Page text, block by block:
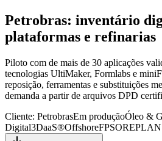
Petrobras: inventário
plataformas e refinarias
Piloto com de mais de 30 aplicações
tecnologias UltiMaker, Formlabs e
reposição, ferramentas e substituições
demanda a partir de arquivos DPD
Cliente: PetrobrasEm produçãoÓleo &
Digital3DaaS®OffshoreFPSOREPLAN